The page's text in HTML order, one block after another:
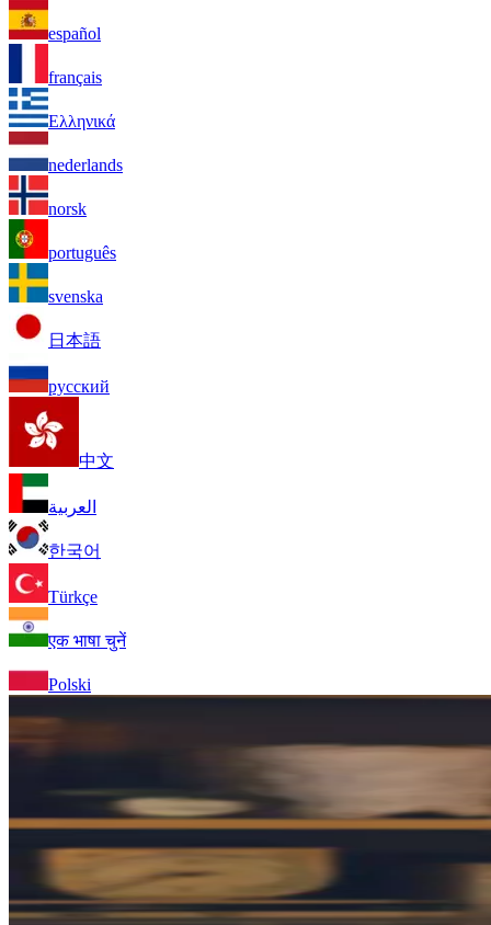
español
français
Ελληνικά
nederlands
norsk
português
svenska
日本語
русский
中文
العربية
한국어
Türkçe
एक भाषा चुनें
Polski